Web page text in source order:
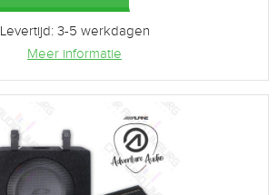
Levertijd: 3-5 werkdagen
Meer informatie